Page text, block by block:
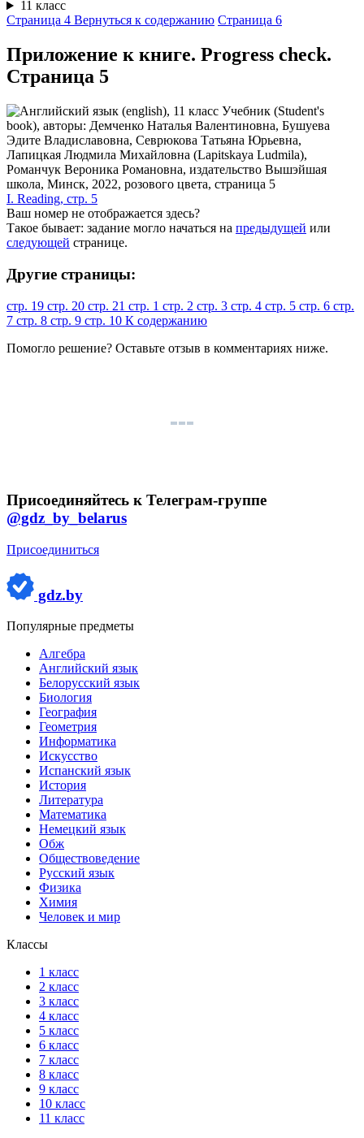
11 класс
Страница 4 Вернуться к содержанию Страница 6
Приложение к книге. Progress check.
Cтраница 5
I. Reading, стр. 5
Ваш номер не отображается здесь?
Такое бывает: задание могло начаться на предыдущей или
следующей странице.
Другие страницы:
стр. 19 стр. 20 стр. 21 стр. 1 стр. 2 стр. 3 стр. 4 стр. 5 стр. 6 стр.
7 стр. 8 стр. 9 стр. 10 К содержанию
Помогло решение? Оставьте отзыв в комментариях ниже.
Присоединяйтесь к Телеграм-группе
@gdz_by_belarus
Присоединиться
gdz.by
Популярные предметы
Алгебра
Английский язык
Белорусский язык
Биология
География
Геометрия
Информатика
Искусство
Испанский язык
История
Литература
Математика
Немецкий язык
Обж
Обществоведение
Русский язык
Физика
Химия
Человек и мир
Классы
1 класс
2 класс
3 класс
4 класс
5 класс
6 класс
7 класс
8 класс
9 класс
10 класс
11 класс